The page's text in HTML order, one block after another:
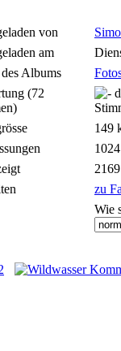
von
am
Albums
(72
149
zu
Wie